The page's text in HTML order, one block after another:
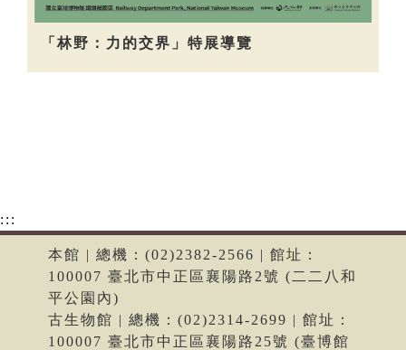
「林野：力的交界」特展導覽
:::
本館 | 總機：(02)2382-2566 | 館址：
100007 臺北市中正區襄陽路2號 (二二八和
平公園內)
古生物館 | 總機：(02)2314-2699 | 館址：
100007 臺北市中正區襄陽路25號 (臺博館